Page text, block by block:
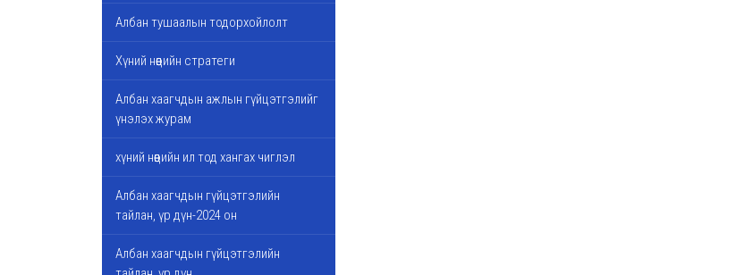
Албан тушаалын тодорхойлолт
Хүний нөөцийн стратеги
Албан хаагчдын ажлын гүйцэтгэлийг
үнэлэх журам
хүний нөөцийн ил тод хангах чиглэл
Албан хаагчдын гүйцэтгэлийн
тайлан, үр дүн-2024 он
Албан хаагчдын гүйцэтгэлийн